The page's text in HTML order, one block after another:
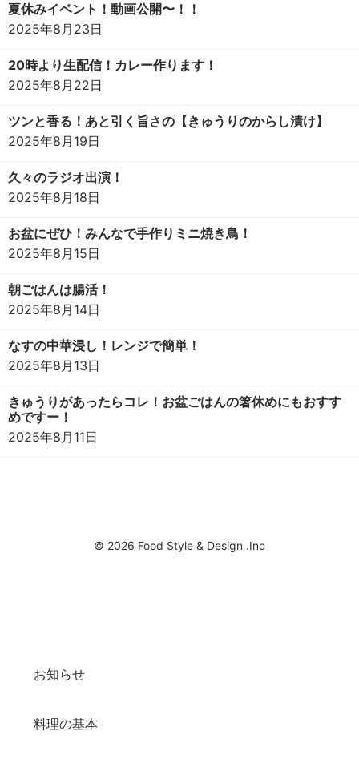
夏休みイベント！動画公開〜！！
2025年8月23日
20時より生配信！カレー作ります！
2025年8月22日
ツンと香る！あと引く旨さの【きゅうりのからし漬け】
2025年8月19日
久々のラジオ出演！
2025年8月18日
お盆にぜひ！みんなで手作りミニ焼き鳥！
2025年8月15日
朝ごはんは腸活！
2025年8月14日
なすの中華浸し！レンジで簡単！
2025年8月13日
きゅうりがあったらコレ！お盆ごはんの箸休めにもおすす
めですー！
2025年8月11日
© 2026 Food Style & Design .Inc
お知らせ
料理の基本